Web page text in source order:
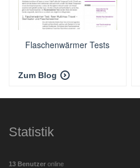
Flaschenwärmer Tests
Zum Blog
Statistik
13 Benutzer online